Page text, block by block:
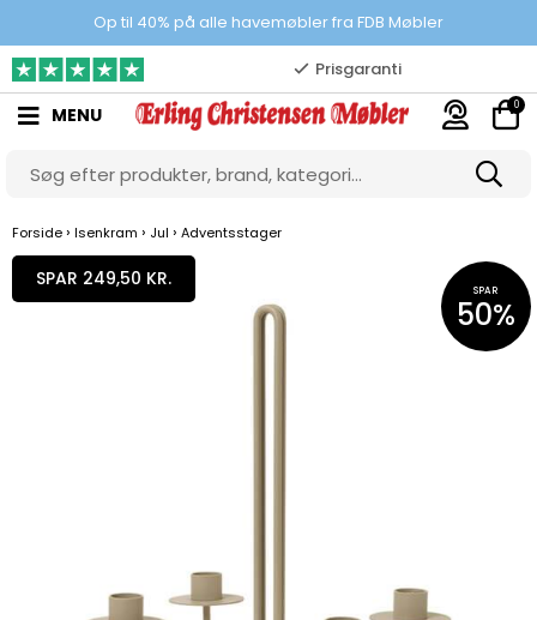
Op til 40% på alle havemøbler fra FDB Møbler
100% danskejet webshop
Prisgaranti
10.000 m2 showroom
Gratis & gode parkeringsforhold
MENU 0
Forside › Isenkram › Jul › Adventsstager
SPAR 249,50 KR.
SPAR
50%